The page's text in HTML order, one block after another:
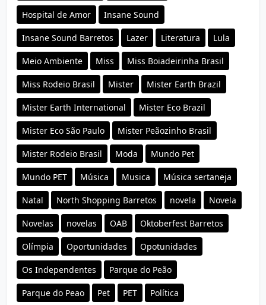
Hospital de Amor Insane Sound
Insane Sound Barretos Lazer Literatura Lula
Meio Ambiente Miss Miss Boiadeirinha Brasil
Miss Rodeio Brasil Mister Mister Earth Brazil
Mister Earth International Mister Eco Brazil
Mister Eco São Paulo Mister Peãozinho Brasil
Mister Rodeio Brasil Moda Mundo Pet
Mundo PET Música Musica Música sertaneja
Natal North Shopping Barretos novela Novela
Novelas novelas OAB Oktoberfest Barretos
Olímpia Oportunidades Opotunidades
Os Independentes Parque do Peão
Parque do Peao Pet PET Política